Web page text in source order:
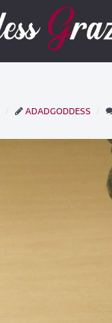
ADADGODDESS